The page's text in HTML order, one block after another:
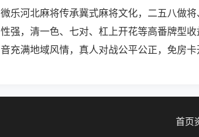
微乐河北麻将传承冀式麻将文化，二五八做
性强，清一色、七对、杠上开花等高番牌型
音充满地域风情，真人对战公平公正，免房
首页